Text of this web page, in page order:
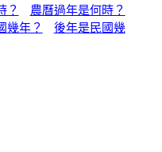
？
農曆過年是何時？
幾年？
後年是民國幾